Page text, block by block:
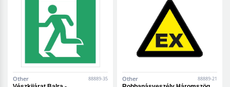
Other 88889-35 Other 88889-21